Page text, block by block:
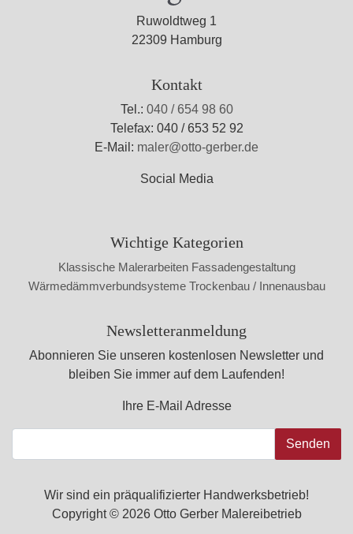
Ruwoldtweg 1
22309 Hamburg
Kontakt
Tel.: 040 / 654 98 60
Telefax: 040 / 653 52 92
E-Mail: maler@otto-gerber.de
Social Media
Wichtige Kategorien
Klassische Malerarbeiten Fassadengestaltung
Wärmedämmverbundsysteme Trockenbau / Innenausbau
Newsletteranmeldung
Abonnieren Sie unseren kostenlosen Newsletter und
bleiben Sie immer auf dem Laufenden!
Ihre E-Mail Adresse
Senden
Wir sind ein präqualifizierter Handwerksbetrieb!
Copyright © 2026 Otto Gerber Malereibetrieb